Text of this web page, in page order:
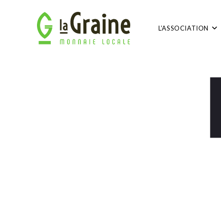
L’ASSOCIATION